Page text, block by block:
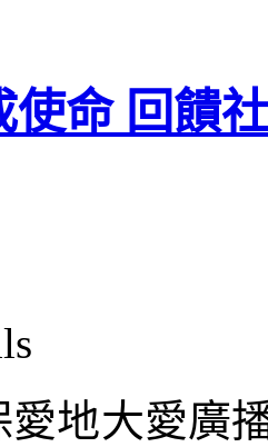
使命 回饋
大愛廣